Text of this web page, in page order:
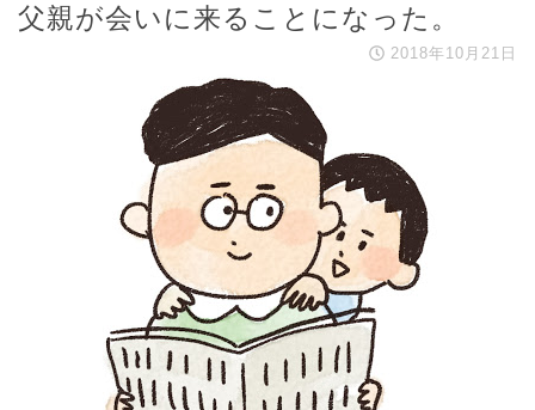
父親が会いに来ることになった。
2018年10月21日